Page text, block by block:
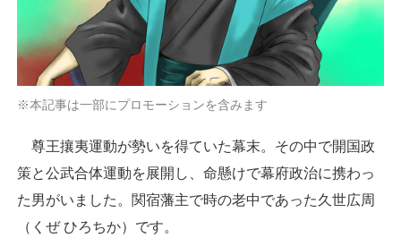
※本記事は一部にプロモーションを含みます
尊王攘夷運動が勢いを得ていた幕末。その中で開国政
策と公武合体運動を展開し、命懸けで幕府政治に携わっ
た男がいました。関宿藩主で時の老中であった久世広周
（くぜ ひろちか）です。